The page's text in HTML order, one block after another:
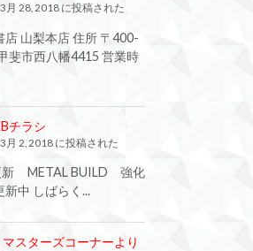
3月 28, 2018 に投稿された
店 山梨本店 住所 〒400-
斐市西八幡4415 営業時
チラシ
3月 2, 2018 に投稿された
新 METAL BUILD 強化
新中 しばらく...
スターズコーナーより